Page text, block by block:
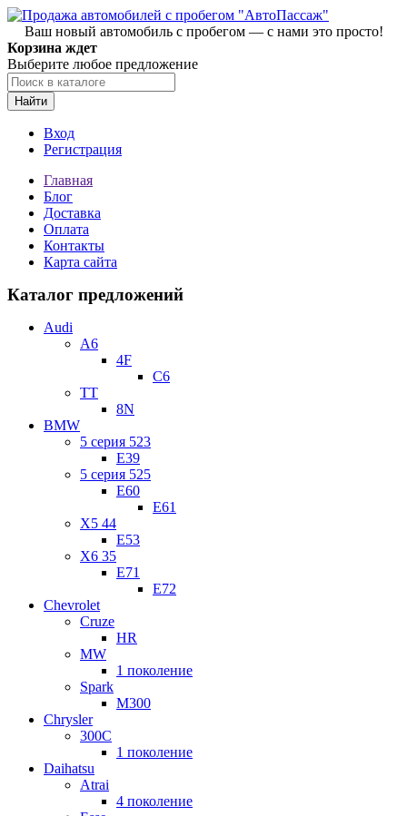
Ваш новый автомобиль с пробегом — с нами это просто!
Корзина ждет
Выберите любое предложение
Найти
Вход
Регистрация
Главная
Блог
Доставка
Оплата
Контакты
Карта сайта
Каталог предложений
Audi
A6
4F
C6
TT
8N
BMW
5 серия 523
E39
5 серия 525
E60
E61
X5 44
E53
X6 35
E71
E72
Chevrolet
Cruze
HR
MW
1 поколение
Spark
M300
Chrysler
300C
1 поколение
Daihatsu
Atrai
4 поколение